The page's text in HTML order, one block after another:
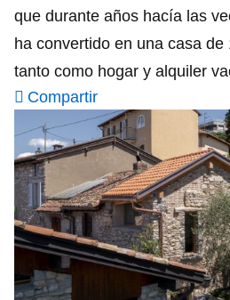
que durante años hacía las
ha convertido en una casa
tanto como hogar y alquiler
Compartir